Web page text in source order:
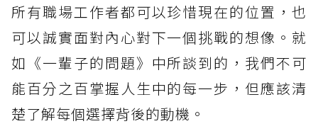
所有職場工作者都可以珍惜現在的位置，也
可以誠實面對內心對下一個挑戰的想像。就
如《一輩子的問題》中所談到的，我們不可
能百分之百掌握人生中的每一步，但應該清
楚了解每個選擇背後的動機。